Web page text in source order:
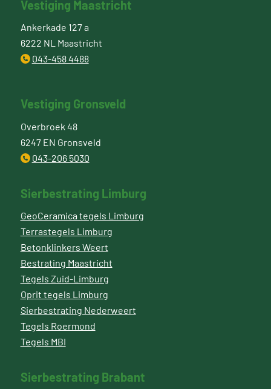
Vestiging Maastricht
Ankerkade 127 a
6222 NL Maastricht
043-458 4488
Vestiging Gronsveld
Overbroek 48
6247 EN Gronsveld
043-206 5030
Sierbestrating Limburg
GeoCeramica tegels Limburg
Terrastegels Limburg
Betonklinkers Weert
Bestrating Maastricht
Tegels Zuid-Limburg
Oprit tegels Limburg
Sierbestrating Nederweert
Tegels Roermond
Tegels MBI
Sierbestrating Brabant